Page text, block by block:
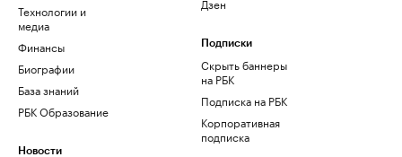
Технологии и
медиа
Финансы
Биографии
База знаний
РБК Образование
Новости
Подписки
Скрыть баннеры
на РБК
Подписка на РБК
Корпоративная
подписка